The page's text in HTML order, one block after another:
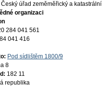
Český úřad zeměměřický a katastrální
organizaci
284 041 561
041 416
Pod sídlištěm 1800/9
8
182 11
republika